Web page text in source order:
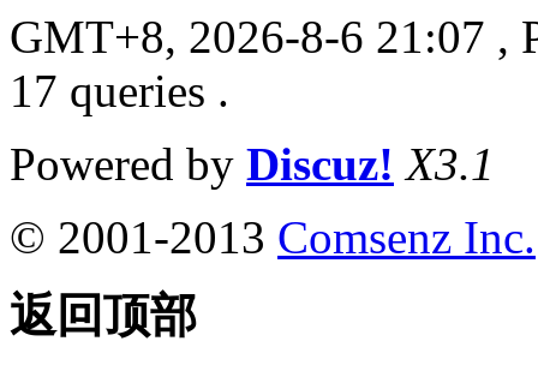
GMT+8, 2026-8-6 21:07 ,
17 queries .
Powered by Discuz! X3.1
© 2001-2013 Comsenz Inc.
返回顶部